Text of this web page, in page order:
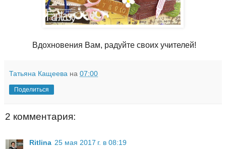
Вдохновения Вам, радуйте своих учителей!
Татьяна Кащеева на 07:00
Поделиться
2 комментария:
Ritlina 25 мая 2017 г. в 08:19